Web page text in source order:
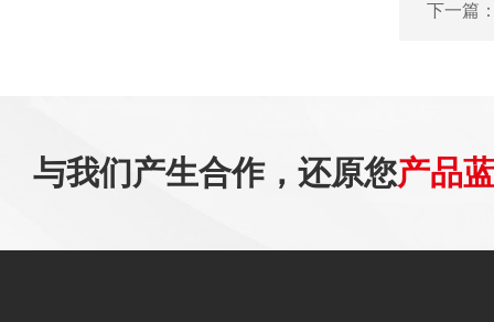
下一篇
与我们产生合作，还原您产品